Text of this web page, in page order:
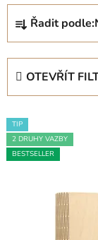
Ř
z
p
r
o
Řadit podle:
OTEVŘÍT
V
ý
p
TIP
2 DRUHY VAZBY
BESTSELLER